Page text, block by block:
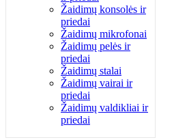
Žaidimų konsolės ir
priedai
Žaidimų mikrofonai
Žaidimų pelės ir
priedai
Žaidimų stalai
Žaidimų vairai ir
priedai
Žaidimų valdikliai ir
priedai